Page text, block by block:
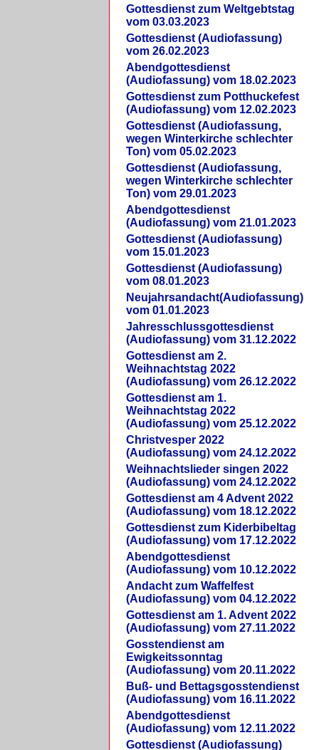
Gottesdienst zum Weltgebtstag
vom 03.03.2023
Gottesdienst (Audiofassung)
vom 26.02.2023
Abendgottesdienst
(Audiofassung) vom 18.02.2023
Gottesdienst zum Potthuckefest
(Audiofassung) vom 12.02.2023
Gottesdienst (Audiofassung,
wegen Winterkirche schlechter
Ton) vom 05.02.2023
Gottesdienst (Audiofassung,
wegen Winterkirche schlechter
Ton) vom 29.01.2023
Abendgottesdienst
(Audiofassung) vom 21.01.2023
Gottesdienst (Audiofassung)
vom 15.01.2023
Gottesdienst (Audiofassung)
vom 08.01.2023
Neujahrsandacht(Audiofassung)
vom 01.01.2023
Jahresschlussgottesdienst
(Audiofassung) vom 31.12.2022
Gottesdienst am 2.
Weihnachtstag 2022
(Audiofassung) vom 26.12.2022
Gottesdienst am 1.
Weihnachtstag 2022
(Audiofassung) vom 25.12.2022
Christvesper 2022
(Audiofassung) vom 24.12.2022
Weihnachtslieder singen 2022
(Audiofassung) vom 24.12.2022
Gottesdienst am 4 Advent 2022
(Audiofassung) vom 18.12.2022
Gottesdienst zum Kiderbibeltag
(Audiofassung) vom 17.12.2022
Abendgottesdienst
(Audiofassung) vom 10.12.2022
Andacht zum Waffelfest
(Audiofassung) vom 04.12.2022
Gottesdienst am 1. Advent 2022
(Audiofassung) vom 27.11.2022
Gosstendienst am
Ewigkeitssonntag
(Audiofassung) vom 20.11.2022
Buß- und Bettagsgosstendienst
(Audiofassung) vom 16.11.2022
Abendgottesdienst
(Audiofassung) vom 12.11.2022
Gottesdienst (Audiofassung)